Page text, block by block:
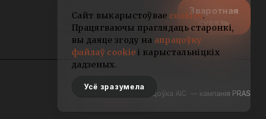
Зваротная
сувязь
Распрацоўка АІС — кампанія PRAS
Сайт выкарыстоўвае cookies.
Працягваючы праглядаць старонкі,
вы даяце згоду на апрацоўку
файлаў cookie і карыстальніцкіх
дадзеных.
Усё зразумела